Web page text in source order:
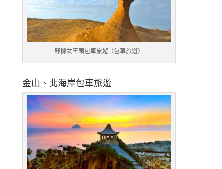
野柳女王頭包車旅遊（包車旅遊）
金山、北海岸包車旅遊